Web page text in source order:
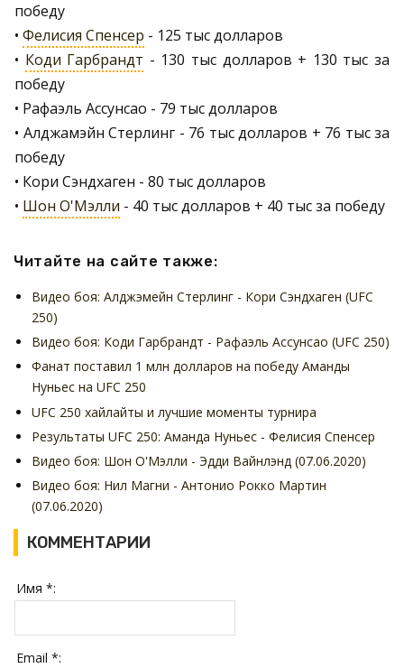
победу
• Фелисия Спенсер - 125 тыс долларов
• Коди Гарбрандт - 130 тыс долларов + 130 тыс за
победу
• Рафаэль Ассунсао - 79 тыс долларов
• Алджамэйн Стерлинг - 76 тыс долларов + 76 тыс за
победу
• Кори Сэндхаген - 80 тыс долларов
• Шон О'Мэлли - 40 тыс долларов + 40 тыс за победу
Читайте на сайте также:
Видео боя: Алджэмейн Стерлинг - Кори Сэндхаген (UFC
250)
Видео боя: Коди Гарбрандт - Рафаэль Ассунсао (UFC 250)
Фанат поставил 1 млн долларов на победу Аманды
Нуньес на UFC 250
UFC 250 хайлайты и лучшие моменты турнира
Результаты UFC 250: Аманда Нуньес - Фелисия Спенсер
Видео боя: Шон О'Мэлли - Эдди Вайнлэнд (07.06.2020)
Видео боя: Нил Магни - Антонио Рокко Мартин
(07.06.2020)
КОММЕНТАРИИ
Имя *:
Email *: